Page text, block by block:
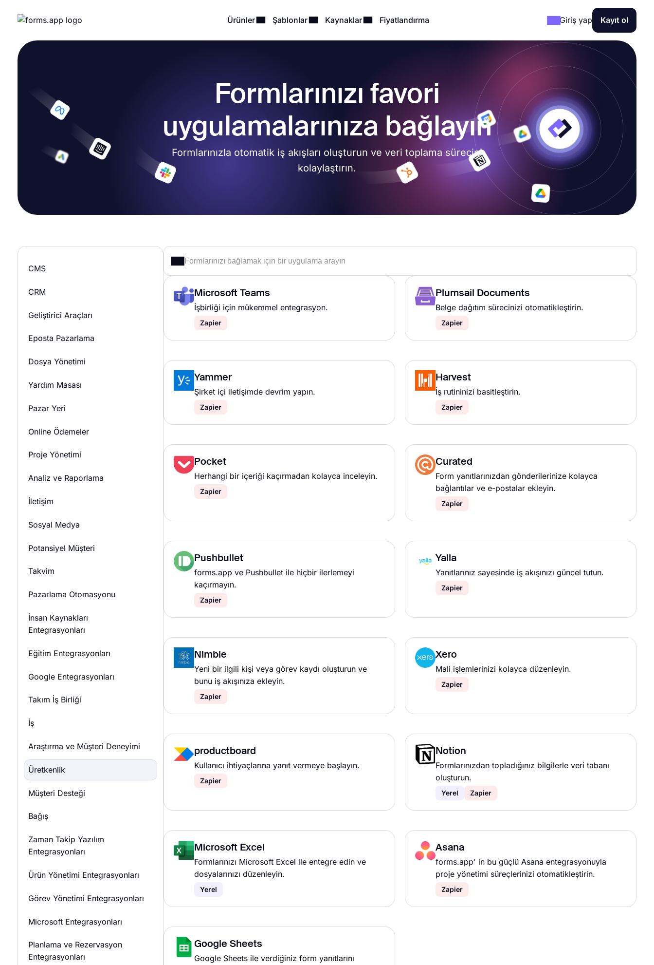
Ürünler Şablonlar Kaynaklar Fiyatlandırma Giriş yap Kayıt ol
Formlarınızı favori
uygulamalarınıza bağlayın
Formlarınızla otomatik iş akışları oluşturun ve veri toplama sürecini
kolaylaştırın.
CMS
CRM
Geliştirici Araçları
Eposta Pazarlama
Dosya Yönetimi
Yardım Masası
Pazar Yeri
Online Ödemeler
Proje Yönetimi
Analiz ve Raporlama
İletişim
Sosyal Medya
Potansiyel Müşteri
Takvim
Pazarlama Otomasyonu
İnsan Kaynakları
Entegrasyonları
Eğitim Entegrasyonları
Google Entegrasyonları
Takım İş Birliği
İş
Araştırma ve Müşteri Deneyimi
Üretkenlik
Müşteri Desteği
Bağış
Zaman Takip Yazılım
Entegrasyonları
Ürün Yönetimi Entegrasyonları
Görev Yönetimi Entegrasyonları
Microsoft Entegrasyonları
Planlama ve Rezervasyon
Entegrasyonları
Microsoft Teams
İşbirliği için mükemmel entegrasyon.
Zapier
Plumsail Documents
Belge dağıtım sürecinizi otomatikleştirin.
Zapier
Yammer
Şirket içi iletişimde devrim yapın.
Zapier
Harvest
İş rutininizi basitleştirin.
Zapier
Pocket
Herhangi bir içeriği kaçırmadan kolayca inceleyin.
Zapier
Curated
Form yanıtlarınızdan gönderilerinize kolayca
bağlantılar ve e-postalar ekleyin.
Zapier
Pushbullet
forms.app ve Pushbullet ile hiçbir ilerlemeyi
kaçırmayın.
Zapier
Yalla
Yanıtlarınız sayesinde iş akışınızı güncel tutun.
Zapier
Nimble
Yeni bir ilgili kişi veya görev kaydı oluşturun ve
bunu iş akışınıza ekleyin.
Zapier
Xero
Mali işlemlerinizi kolayca düzenleyin.
Zapier
productboard
Kullanıcı ihtiyaçlarına yanıt vermeye başlayın.
Zapier
Notion
Formlarınızdan topladığınız bilgilerle veri tabanı
oluşturun.
Yerel Zapier
Microsoft Excel
Formlarınızı Microsoft Excel ile entegre edin ve
dosyalarınızı düzenleyin.
Yerel
Asana
forms.app' in bu güçlü Asana entegrasyonuyla
proje yönetimi süreçlerinizi otomatikleştirin.
Zapier
Google Sheets
Google Sheets ile verdiğiniz form yanıtlarını